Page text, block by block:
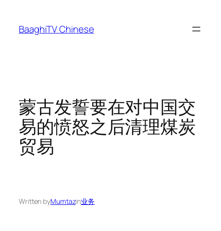
content
BaaghiTV Chinese
蒙古发誓要在对中国交
易的愤怒之后清理煤炭
贸易
Written byMumtazin业务